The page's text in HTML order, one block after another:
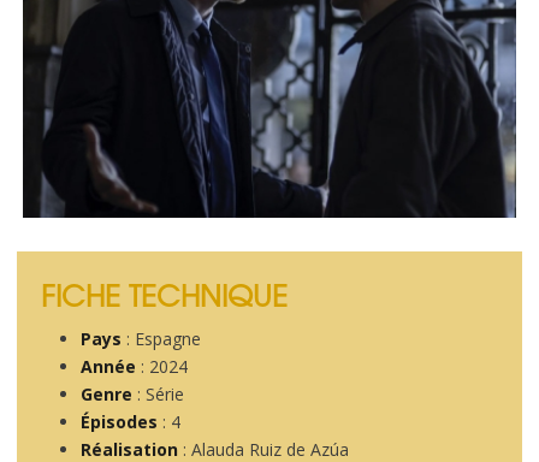
FICHE TECHNIQUE
Pays : Espagne
Année : 2024
Genre : Série
Épisodes : 4
Réalisation: Alauda Ruiz de Azúa